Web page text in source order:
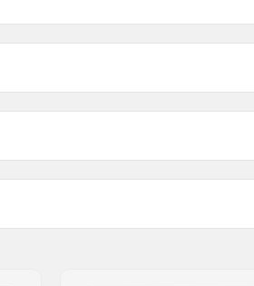
Larghezza Freno:
Gamma DIN: